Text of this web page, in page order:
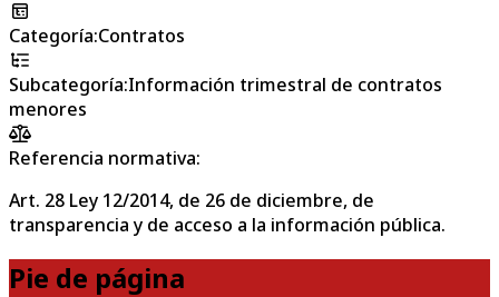
Categoría:Contratos
Subcategoría:Información trimestral de contratos
menores
Referencia normativa:
Art. 28 Ley 12/2014, de 26 de diciembre, de
transparencia y de acceso a la información pública.
Pie de página